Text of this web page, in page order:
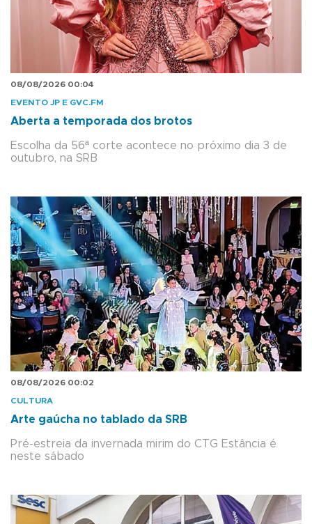
08/08/2026 00:04
EVENTO JP E GVC.FM
Aberta a temporada dos brotos
Escolha da 56ª corte acontece no próximo dia 3 de
outubro, na SRB
08/08/2026 00:02
CULTURA
Arte gaúcha no tablado da SRB
Pré-estreia da invernada mirim do CTG Estância é
neste sábado